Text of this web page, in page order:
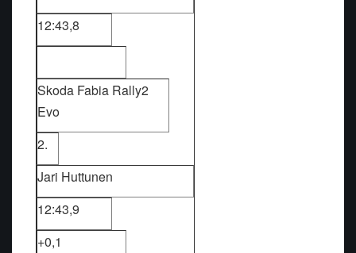
12:43,8
Skoda Fabia Rally2
Evo
2.
Jari Huttunen
12:43,9
+0,1